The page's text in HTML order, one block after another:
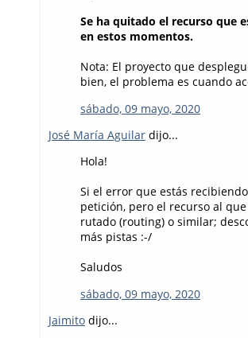
Se ha quitado el recurso que
en estos momentos.
Nota: El proyecto que
bien, el problema es cuando
sábado, 09 mayo, 2020
José María Aguilar dijo...
Hola!
Si el error que estás
petición, pero el recurso al
rutado (routing) o similar;
más pistas :-/
Saludos
sábado, 09 mayo, 2020
Jaimito dijo...